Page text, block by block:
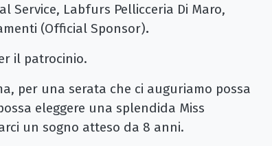
Service, Labfurs Pellicceria Di Maro,
(Official Sponsor).
il patrocinio.
per una serata che ci auguriamo possa
eleggere una splendida Miss
un sogno atteso da 8 anni.